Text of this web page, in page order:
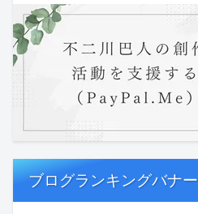
ブログランキングバナー